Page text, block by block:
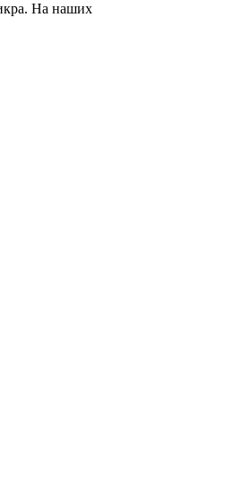
На наших